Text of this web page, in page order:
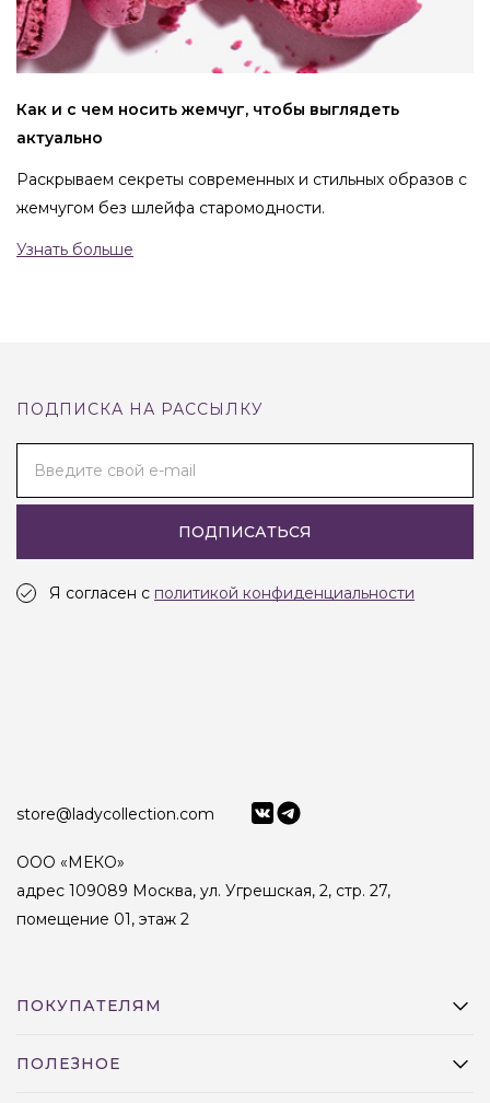
Как и с чем носить жемчуг, чтобы выглядеть
актуально
Раскрываем секреты современных и стильных образов с
жемчугом без шлейфа старомодности.
Узнать больше
ПОДПИСКА НА РАССЫЛКУ
Введите свой e-mail
ПОДПИСАТЬСЯ
Я согласен с политикой конфиденциальности
store@ladycollection.com
ООО «МЕКО»
адрес 109089 Москва, ул. Угрешская, 2, стр. 27,
помещение 01, этаж 2
ПОКУПАТЕЛЯМ
ПОЛЕЗНОЕ